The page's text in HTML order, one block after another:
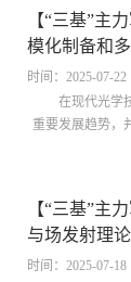
优良教授团队
连接，成功制备
队创新性选用三
【“三基”主
模化制备和
时间：2025-07-22
在现代光学
重要发展趋势，
广阔前景，但
大挑战——尤其是
性，严重降低了
【“三基”主
与场发射理
时间：2025-07-18